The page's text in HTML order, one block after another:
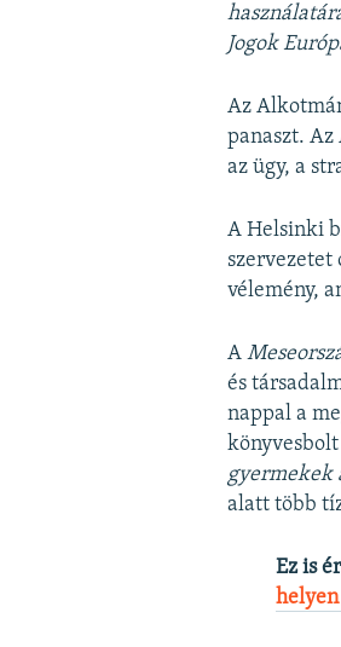
Jogok
Az
panaszt.
az ügy, a
A Helsinki
szervezetet
vélemény,
A
és
nappal a
gyermekek
alatt több
Ez is
helyen